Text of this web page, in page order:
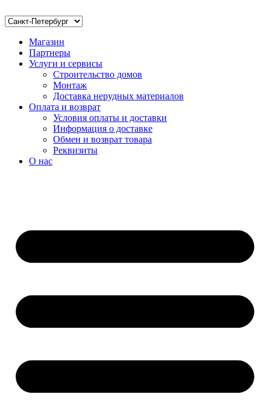
Магазин
Партнеры
Услуги и сервисы
Строительство домов
Монтаж
Доставка нерудных материалов
Оплата и возврат
Условия оплаты и доставки
Информация о доставке
Обмен и возврат товара
Реквизиты
О нас